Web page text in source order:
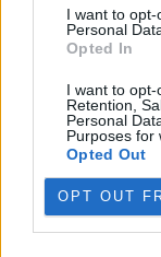
I want to
Personal
Opted In
I want to opt-
Retention,
Personal
Purposes for
Opted Out
OPT OUT
metrů krychlových
vysokým teplotám
Kvůli suchu začali
Třeboň Vladimír
Hladina Dunaje
rybáři jsou bez
5.8.2026 15:37 |
Diskuse: 17